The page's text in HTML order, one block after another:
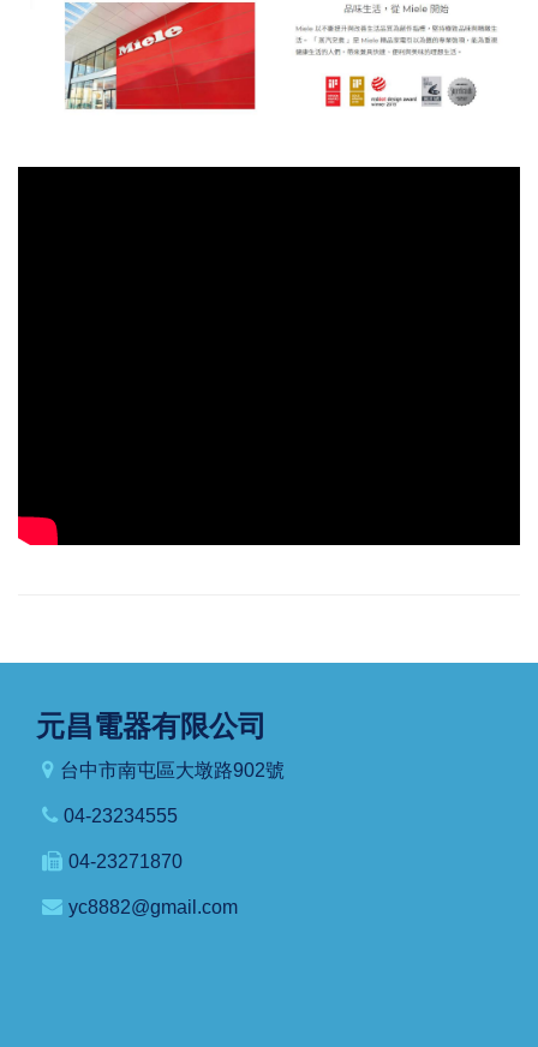
元昌電器有限公司
台中市南屯區大墩路902號
04-23234555
04-23271870
yc8882@gmail.com